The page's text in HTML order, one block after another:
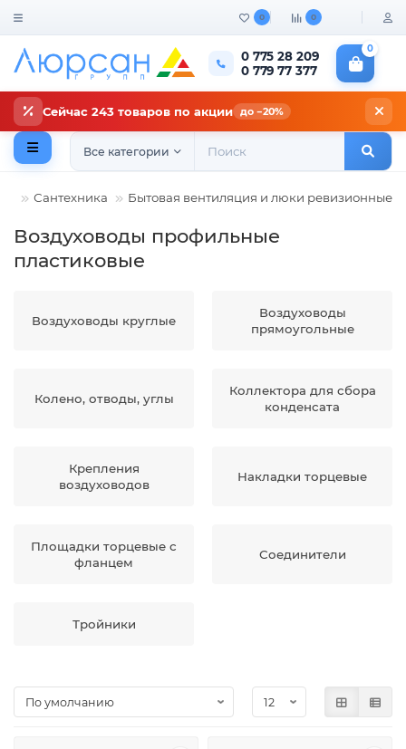
0 0
0 775 28 209
0 779 77 377
0
Сейчас 243 товаров по акции до −20%
Все категории
Сантехника Бытовая вентиляция и люки ревизионные
Воздуховоды профильные
пластиковые
Воздуховоды круглые
Воздуховоды
прямоугольные
Колено, отводы, углы
Коллектора для сбора
конденсата
Крепления
воздуховодов
Накладки торцевые
Площадки торцевые с
фланцем
Соединители
Тройники